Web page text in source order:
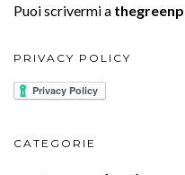
Puoi scrivermi a
PRIVACY POLICY
CATEGORIE